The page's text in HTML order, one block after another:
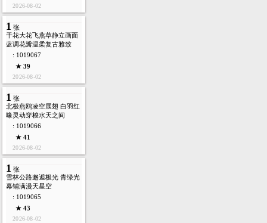
2026-08-02
1 张
干花大花飞燕草静立画面
蓝调花瓣温柔复古雅致
: 1019067
★ 39
2026-08-02
1 张
北极燕鸥凌空展翅 白羽红
喙灵动穿梭水天之间
: 1019066
★ 41
2026-08-02
1 张
雪林公路邂逅极光 青绿光
幕铺满漫天星空
: 1019065
★ 43
2026-08-02